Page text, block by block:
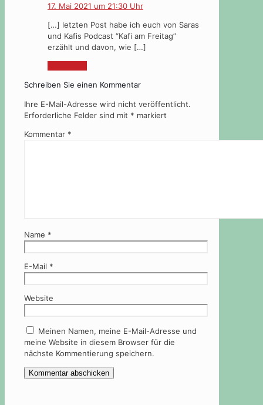
17. Mai 2021 um 21:30 Uhr
[…] letzten Post habe ich euch von Saras
und Kafis Podcast “Kafi am Freitag”
erzählt und davon, wie […]
Schreiben Sie einen Kommentar
Ihre E-Mail-Adresse wird nicht veröffentlicht.
Erforderliche Felder sind mit * markiert
Kommentar *
Name *
E-Mail *
Website
Meinen Namen, meine E-Mail-Adresse und
meine Website in diesem Browser für die
nächste Kommentierung speichern.